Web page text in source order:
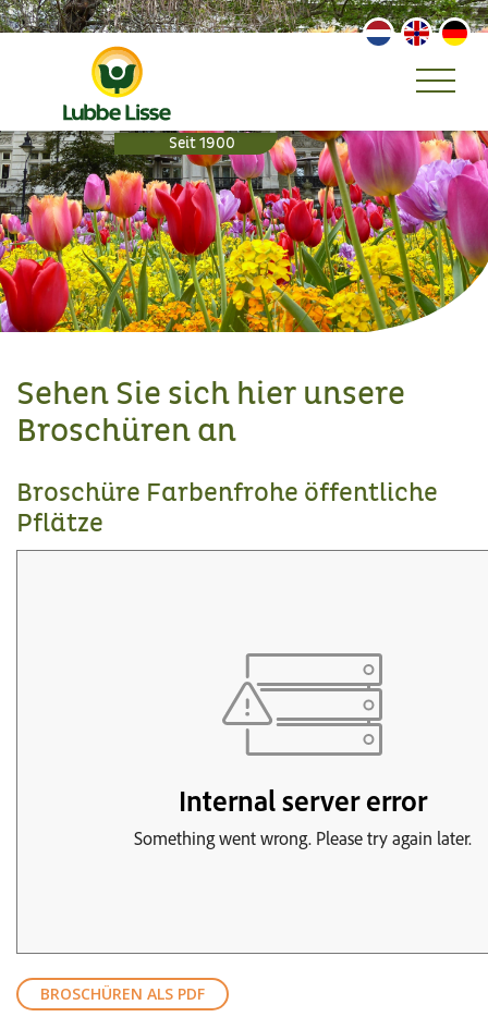
Sehen Sie sich hier unsere
Broschüren an
Broschüre Farbenfrohe öffentliche
Pflätze
BROSCHÜREN ALS PDF